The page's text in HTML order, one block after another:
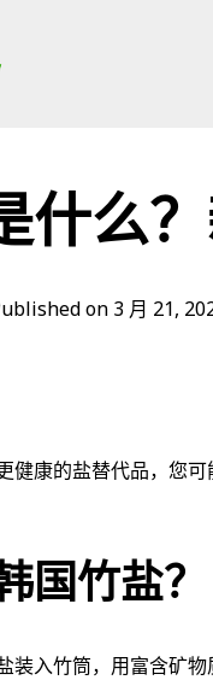
什么
on 3 月 21,
健康的盐替代品，您可
国竹盐？
装入竹筒，用富含矿